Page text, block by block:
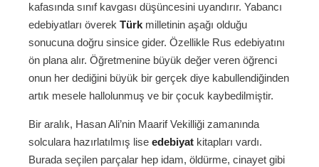
kafasında sınıf kavgası düşüncesini uyandırır. Yabancı
edebiyatları överek Türk milletinin aşağı olduğu
sonucuna doğru sinsice gider. Özellikle Rus edebiyatını
ön plana alır. Öğretmenine büyük değer veren öğrenci
onun her dediğini büyük bir gerçek diye kabullendiğinden
artık mesele hallolunmuş ve bir çocuk kaybedilmiştir.
Bir aralık, Hasan Ali’nin Maarif Vekilliği zamanında
solculara hazırlatılmış lise edebiyat kitapları vardı.
Burada seçilen parçalar hep idam, öldürme, cinayet gibi